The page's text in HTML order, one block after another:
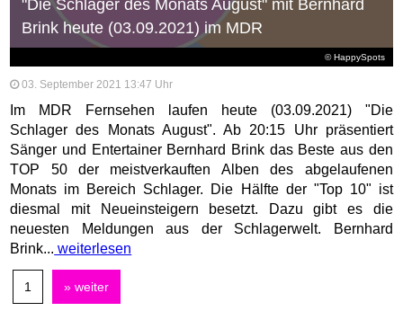
© HappySpots
"Die Schlager des Monats August" mit Bernhard
Brink heute (03.09.2021) im MDR
03. September 2021 13:47 Uhr
Im MDR Fernsehen laufen heute (03.09.2021) "Die
Schlager des Monats August". Ab 20:15 Uhr präsentiert
Sänger und Entertainer Bernhard Brink das Beste aus den
TOP 50 der meistverkauften Alben des abgelaufenen
Monats im Bereich Schlager. Die Hälfte der "Top 10" ist
diesmal mit Neueinsteigern besetzt. Dazu gibt es die
neuesten Meldungen aus der Schlagerwelt. Bernhard
Brink... weiterlesen
1 » weiter